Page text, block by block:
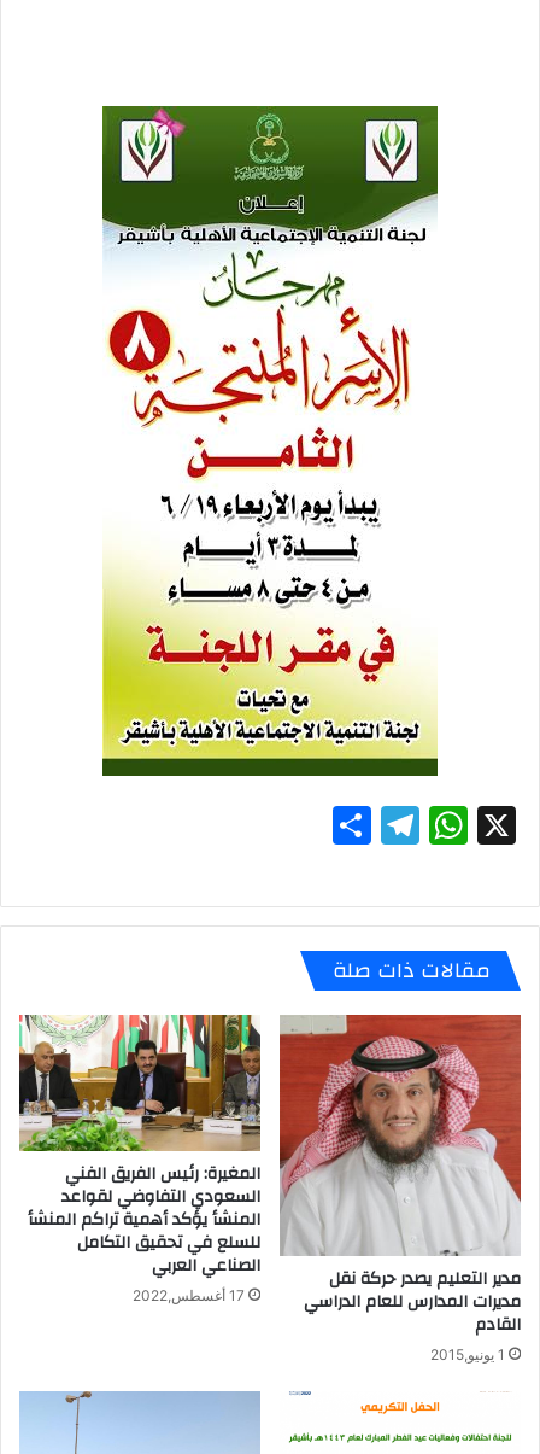
X
W
at
s
A
p
p
T
e
gr
a
m
ar
e
مقالات ذات صلة
مدير التعليم يصدر حركة نقل
مديرات المدارس للعام الدراسي
القادم
1 يونيو,2015
المغيرة: رئيس الفريق الفني
السعودي التفاوضي لقواعد
المنشأ يؤكد أهمية تراكم المنشأ
للسلع في تحقيق التكامل
الصناعي العربي
17 أغسطس,2022